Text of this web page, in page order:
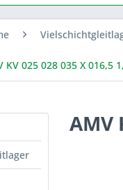
KV 025 028 035 X 016,5
AMV